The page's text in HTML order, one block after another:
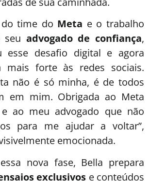
time do Meta e o trabalho
seu advogado de confiança,
esse desafio digital e agora
mais forte às redes sociais.
não é só minha, é de todos
em mim. Obrigada ao Meta
ao meu advogado que não
para me ajudar a voltar”,
emocionada.
nova fase, Bella prepara
exclusivos e conteúdos